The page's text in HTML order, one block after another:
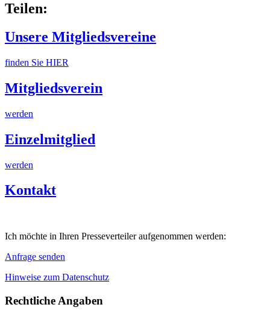
Teilen:
Unsere Mitgliedsvereine
finden Sie HIER
Mitgliedsverein
werden
Einzelmitglied
werden
Kontakt
Ich möchte in Ihren Presseverteiler aufgenommen werden:
Anfrage senden
Hinweise zum Datenschutz
Rechtliche Angaben